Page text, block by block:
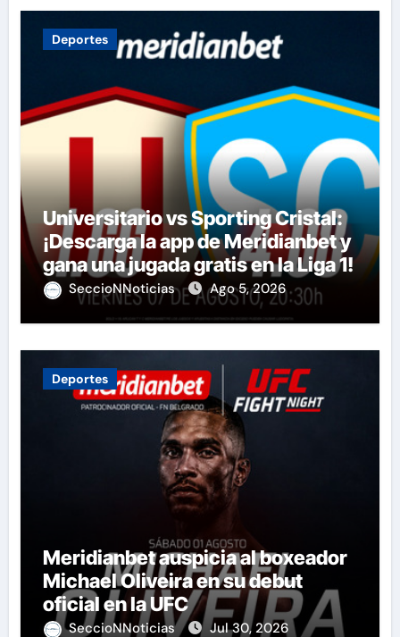
Deportes
Universitario vs Sporting Cristal:
¡Descarga la app de Meridianbet y
gana una jugada gratis en la Liga 1!
SeccioNNoticias Ago 5, 2026
Deportes
Meridianbet auspicia al boxeador
Michael Oliveira en su debut
oficial en la UFC
SeccioNNoticias Jul 30, 2026